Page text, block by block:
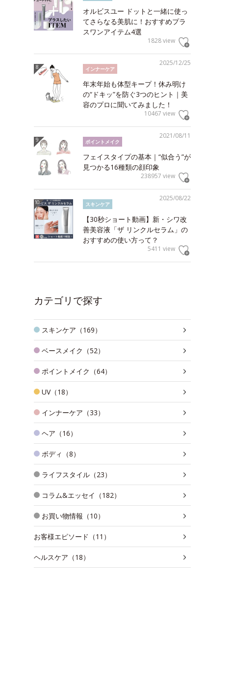
オルビスユー ドットと一緒に使っ
てさらなる美肌に！おすすめプラ
スワンアイテム4選
1828 view
2025/12/25
インナーケア
年末年始も体型キープ！休み明け
の“ドキッ”を防ぐ3つのヒント｜美
容のプロに聞いてみました！
10467 view
2021/08/11
ポイントメイク
フェイスタイプの基本｜“似合う”が
見つかる16種類の顔印象
238957 view
2025/08/22
スキンケア
【30秒ショート動画】新・シワ改
善美容液「ザ リンクルセラム」の
おすすめの使い方って？
5411 view
カテゴリで探す
スキンケア（169）
ベースメイク（52）
ポイントメイク（64）
UV（18）
インナーケア（33）
ヘア（16）
ボディ（8）
ライフスタイル（23）
コラム&エッセイ（182）
お買い物情報（10）
お客様エピソード（11）
ヘルスケア（18）